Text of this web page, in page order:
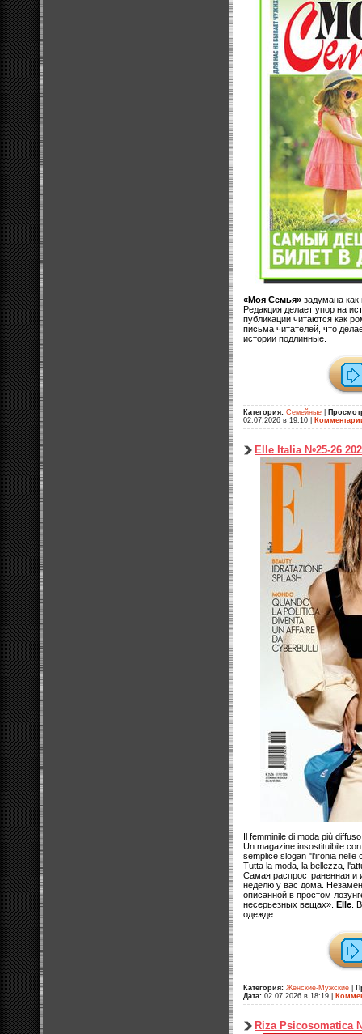
«Моя Семья» задумана как
Редакция делает упор на
публикации читаются как
письма читателей, что
истории подлинные.
Категория: Семейные
02.07.2026 в 19:10
Elle Italia №25-26
Il femminile di moda più
Un magazine insostituibile
semplice slogan "l'ironia nelle
Tutta la moda, la bellezza,
Самая распространенная и
неделю у вас дома.
описанной в простом
несерьезных вещах». Elle .
одежде.
Категория: Женские-Мужские
Дата: 02.07.2026 в 18:19
Riza Psicosomatica